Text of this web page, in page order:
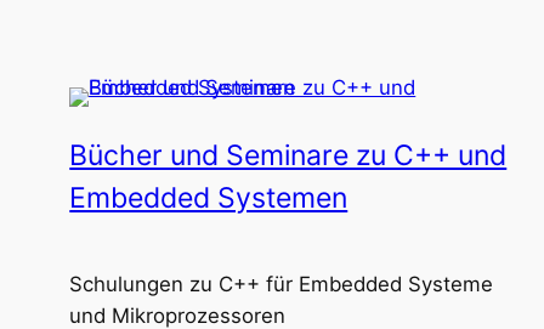
Bücher und Seminare zu C++ und
Embedded Systemen
Schulungen zu C++ für Embedded Systeme
und Mikroprozessoren